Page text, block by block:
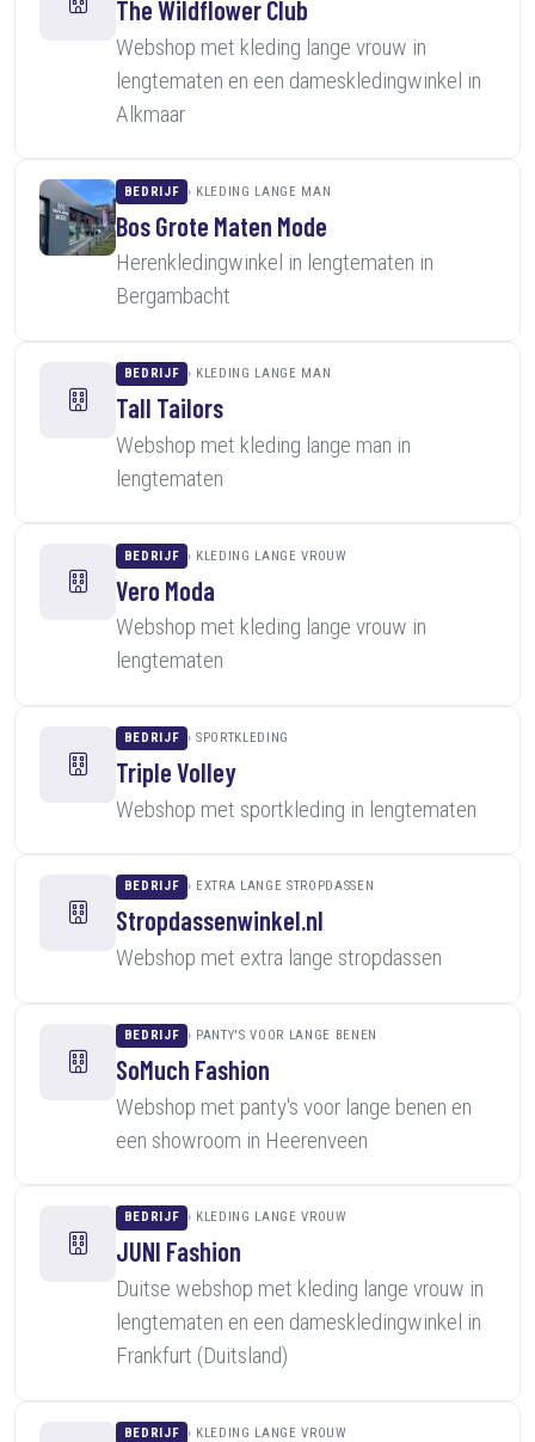
The Wildflower Club
Webshop met kleding lange vrouw in
lengtematen en een dameskledingwinkel in
Alkmaar
BEDRIJF KLEDING LANGE MAN
Bos Grote Maten Mode
Herenkledingwinkel in lengtematen in
Bergambacht
BEDRIJF KLEDING LANGE MAN
Tall Tailors
Webshop met kleding lange man in
lengtematen
BEDRIJF KLEDING LANGE VROUW
Vero Moda
Webshop met kleding lange vrouw in
lengtematen
BEDRIJF SPORTKLEDING
Triple Volley
Webshop met sportkleding in lengtematen
BEDRIJF EXTRA LANGE STROPDASSEN
Stropdassenwinkel.nl
Webshop met extra lange stropdassen
BEDRIJF PANTY'S VOOR LANGE BENEN
SoMuch Fashion
Webshop met panty's voor lange benen en
een showroom in Heerenveen
BEDRIJF KLEDING LANGE VROUW
JUNI Fashion
Duitse webshop met kleding lange vrouw in
lengtematen en een dameskledingwinkel in
Frankfurt (Duitsland)
BEDRIJF KLEDING LANGE VROUW